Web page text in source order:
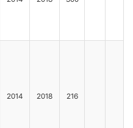
2014 2018 216